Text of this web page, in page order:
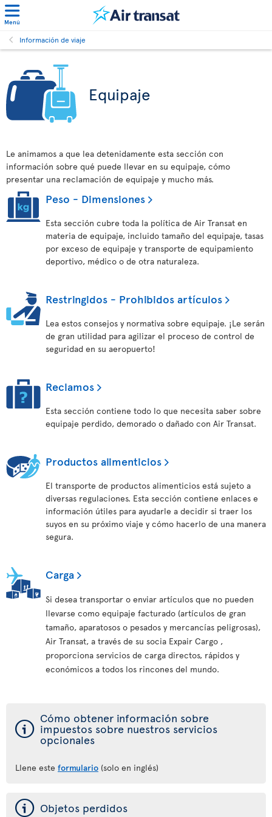
Menú
Información de viaje
Equipaje
Le animamos a que lea detenidamente esta sección con
información sobre qué puede llevar en su equipaje, cómo
presentar una reclamación de equipaje y mucho más.
Peso - Dimensiones
Esta sección cubre toda la política de Air Transat en
materia de equipaje, incluido tamaño del equipaje, tasas
por exceso de equipaje y transporte de equipamiento
deportivo, médico o de otra naturaleza.
Restringidos - Prohibidos artículos
Lea estos consejos y normativa sobre equipaje. ¡Le serán
de gran utilidad para agilizar el proceso de control de
seguridad en su aeropuerto!
Reclamos
Esta sección contiene todo lo que necesita saber sobre
equipaje perdido, demorado o dañado con Air Transat.
Productos alimenticios
El transporte de productos alimenticios está sujeto a
diversas regulaciones. Esta sección contiene enlaces e
información útiles para ayudarle a decidir si traer los
suyos en su próximo viaje y cómo hacerlo de una manera
segura.
Carga
Si desea transportar o enviar artículos que no pueden
llevarse como equipaje facturado (artículos de gran
tamaño, aparatosos o pesados y mercancías peligrosas),
Air Transat, a través de su socia Expair Cargo ,
proporciona servicios de carga directos, rápidos y
económicos a todos los rincones del mundo.
ý Cómo obtener información sobre
impuestos sobre nuestros servicios
opcionales
Llene este formulario (solo en inglés)
ý Objetos perdidos